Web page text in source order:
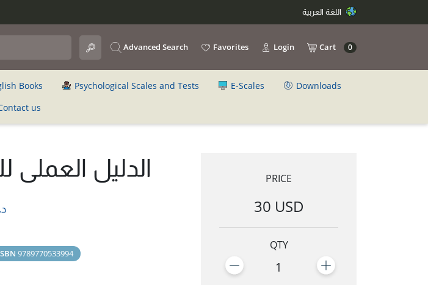
Advanced Search Favorites Login Cart 0
Books Psychological Scales and Tests E-Scales
Downloads
us
الدليل العملى
9789770533994
PRICE
30 USD
QTY
1